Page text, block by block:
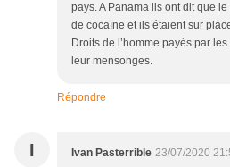
pays. A Panama ils ont dit que
de cocaïne et ils étaient sur
Droits de l’homme payés par
leur mensonges.
Répondre
I Ivan Pasterrible 23/07/2020